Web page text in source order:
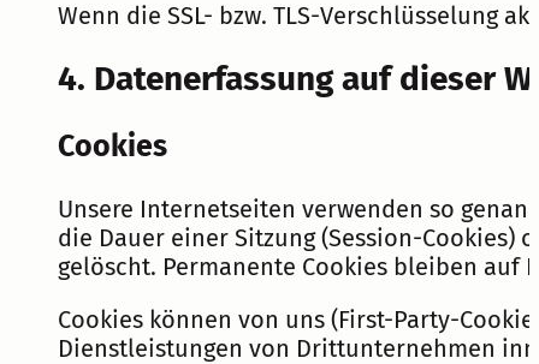
Wenn die SSL- bzw. TLS-Verschlüsselung
4. Datenerfassung auf dieser
Cookies
Unsere Internetseiten verwenden so
die Dauer einer Sitzung (Session-Cookies)
gelöscht. Permanente Cookies bleiben auf
Cookies können von uns (First-Party-
Dienstleistungen von Drittunternehmen